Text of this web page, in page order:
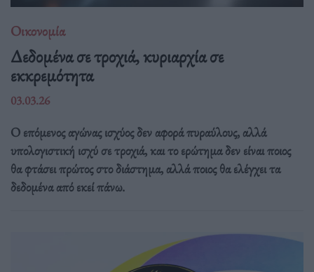
Οικονομία
Δεδομένα σε τροχιά, κυριαρχία σε
εκκρεμότητα
03.03.26
Ο επόμενος αγώνας ισχύος δεν αφορά πυραύλους, αλλά
υπολογιστική ισχύ σε τροχιά, και το ερώτημα δεν είναι ποιος
θα φτάσει πρώτος στο διάστημα, αλλά ποιος θα ελέγχει τα
δεδομένα από εκεί πάνω.